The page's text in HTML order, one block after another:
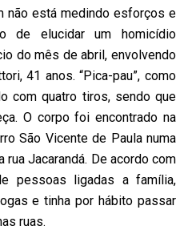
está medindo esforços e
de elucidar um homicídio
do mês de abril, envolvendo
41 anos. “Pica-pau”, como
com quatro tiros, sendo que
O corpo foi encontrado na
São Vicente de Paula numa
Jacarandá. De acordo com
pessoas ligadas a família,
e tinha por hábito passar
ruas.